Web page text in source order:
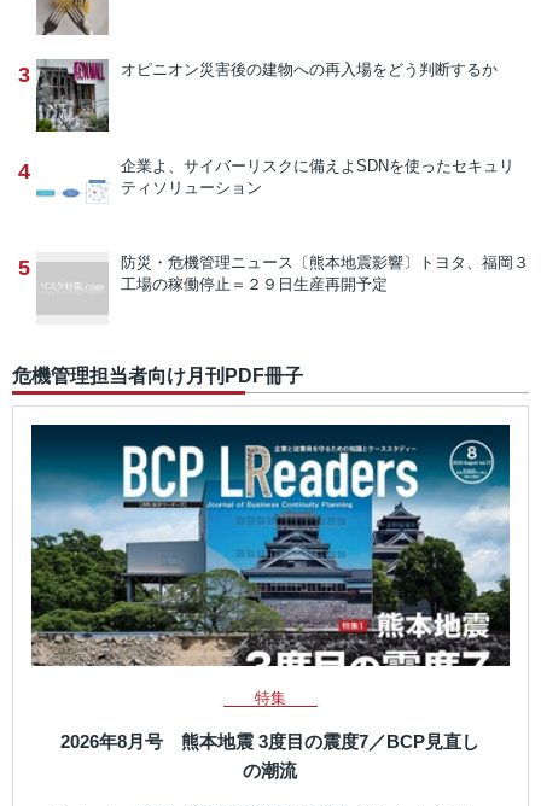
3 オピニオン災害後の建物への再入場をどう判断するか
4 企業よ、サイバーリスクに備えよ SDNを使ったセキュリ
ティソリューション
5 防災・危機管理ニュース 〔熊本地震影響〕トヨタ、福岡３
工場の稼働停止＝２９日生産再開予定
危機管理担当者向け月刊PDF冊子
特集
2026年8月号 熊本地震 3度目の震度7／BCP見直し
の潮流